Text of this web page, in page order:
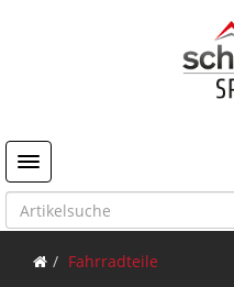
Toggle navigation
Fahrradteile